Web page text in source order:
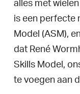
alles met
is een perfecte
Model (ASM),
dat René
Skills Model,
te voegen aan